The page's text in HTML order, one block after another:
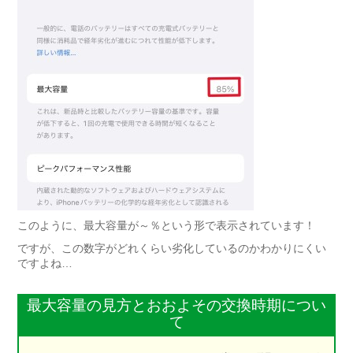
このように、最大容量が～％という形で表示されています！
ですが、この数字がどれくらい劣化しているのかわかりにくい
ですよね…
最大容量の見方とおおよその交換時期につい
て